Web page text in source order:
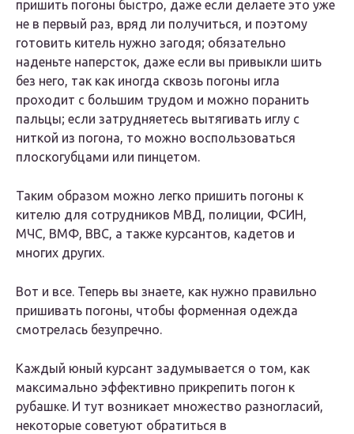
пришить погоны быстро, даже если делаете это уже
не в первый раз, вряд ли получиться, и поэтому
готовить китель нужно загодя; обязательно
наденьте наперсток, даже если вы привыкли шить
без него, так как иногда сквозь погоны игла
проходит с большим трудом и можно поранить
пальцы; если затрудняетесь вытягивать иглу с
ниткой из погона, то можно воспользоваться
плоскогубцами или пинцетом.
Таким образом можно легко пришить погоны к
кителю для сотрудников МВД, полиции, ФСИН,
МЧС, ВМФ, ВВС, а также курсантов, кадетов и
многих других.
Вот и все. Теперь вы знаете, как нужно правильно
пришивать погоны, чтобы форменная одежда
смотрелась безупречно.
Каждый юный курсант задумывается о том, как
максимально эффективно прикрепить погон к
рубашке. И тут возникает множество разногласий,
некоторые советуют обратиться в